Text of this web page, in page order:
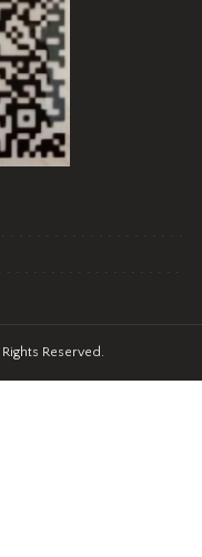
Reserved.